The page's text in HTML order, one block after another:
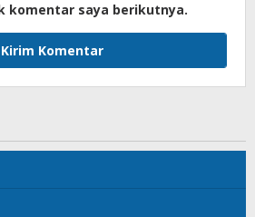
komentar saya berikutnya.